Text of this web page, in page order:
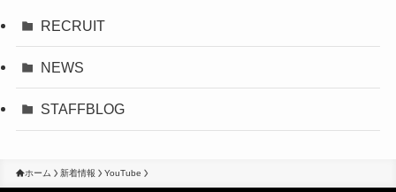
RECRUIT
NEWS
STAFFBLOG
ホーム 新着情報 YouTube